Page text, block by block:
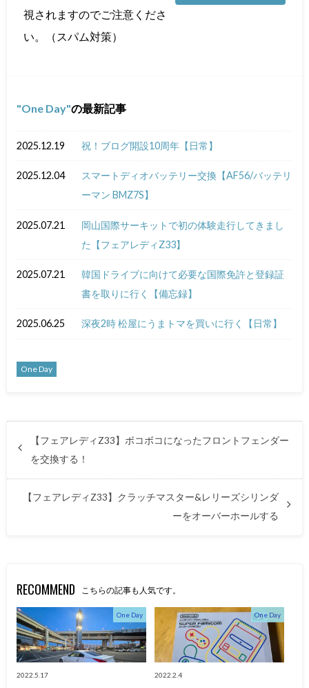
視されますのでご注意くださ
い。（スパム対策）
One Day の最新記事
2025.12.19 祝！ブログ開設10周年【日常】
2025.12.04
スマートディオバッテリー交換【AF56/バッテリ
ーマン BMZ7S】
2025.07.21
岡山国際サーキットで初の体験走行してきまし
た【フェアレディZ33】
2025.07.21
韓国ドライブに向けて必要な国際免許と登録証
書を取りに行く【備忘録】
2025.06.25 深夜2時 松屋にうまトマを買いに行く【日常】
One Day
【フェアレディZ33】ボコボコになったフロントフェンダー
を交換する！
【フェアレディZ33】クラッチマスター&レリーズシリンダ
ーをオーバーホールする
RECOMMEND こちらの記事も人気です。
One Day
2022.5.17
One Day
2022.2.4